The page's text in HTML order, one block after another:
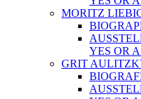
MORITZ
YES OR
GRIT